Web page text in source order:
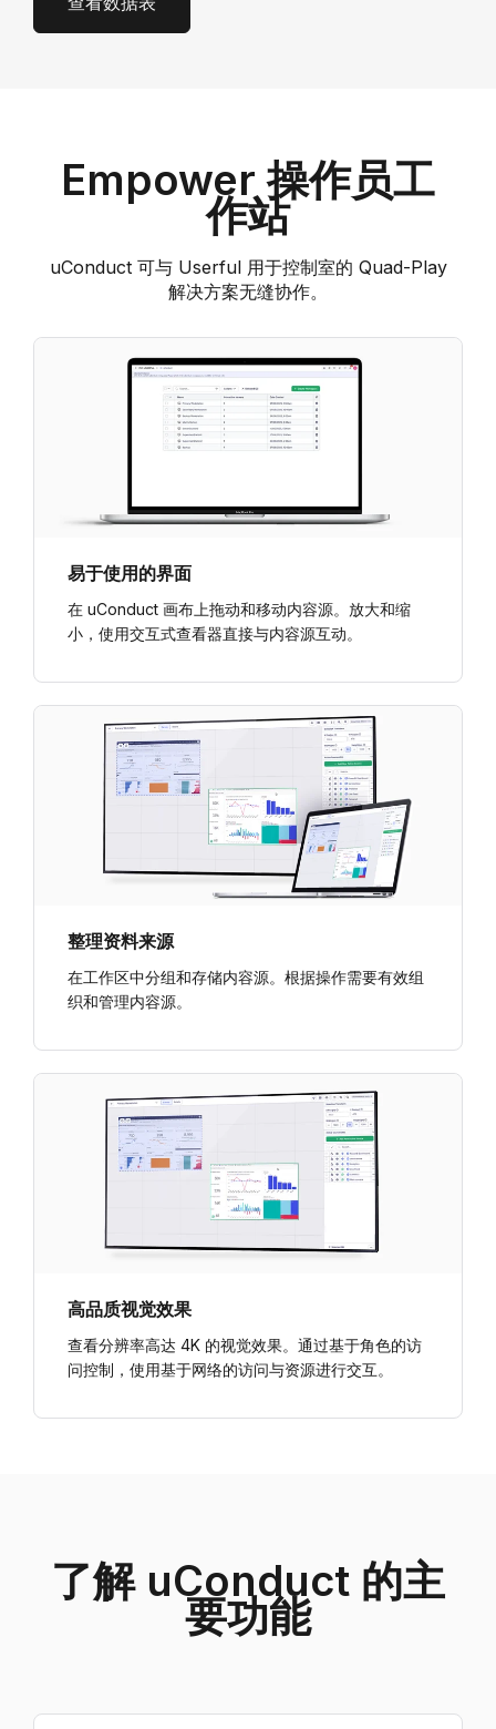
Empower 操作员工
作站
uConduct 可与 Userful 用于控制室的 Quad-Play
解决方案无缝协作。
易于使用的界面
在 uConduct 画布上拖动和移动内容源。放大和缩
小，使用交互式查看器直接与内容源互动。
整理资料来源
在工作区中分组和存储内容源。根据操作需要有效组
织和管理内容源。
高品质视觉效果
查看分辨率高达 4K 的视觉效果。通过基于角色的访
问控制，使用基于网络的访问与资源进行交互。
了解 uConduct 的主
要功能